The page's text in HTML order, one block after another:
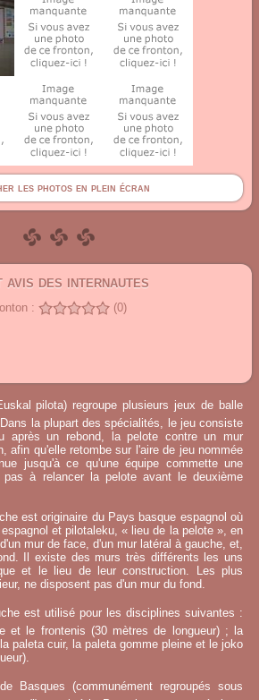
les photos en plein écran
avis des internautes
: (0)
pilota) regroupe plusieurs jeux de balle
la plupart des spécialités, le jeu consiste
après un rebond, la pelote contre un mur
afin qu'elle retombe sur l'aire de jeu nommée
jusqu'à ce qu'une équipe commette une
à relancer la pelote avant le deuxième
est originaire du Pays basque espagnol où
et pilotaleku, « lieu de la pelote », en
mur de face, d'un mur latéral à gauche, et,
Il existe des murs très différents les uns
et le lieu de leur construction. Les plus
ne disposent pas d'un mur du fond.
est utilisé pour les disciplines suivantes :
et le frontenis (30 mètres de longueur) ; la
paleta cuir, la paleta gomme pleine et le joko
Basques (communément regroupés sous